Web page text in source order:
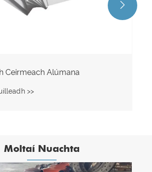
Ceirmeach Alúmana
>>

Moltaí Nuachta